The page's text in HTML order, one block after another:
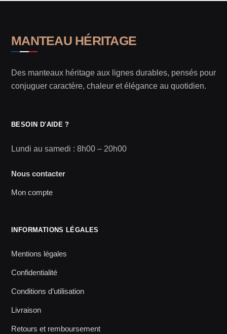
MANTEAU HÉRITAGE
Des manteaux héritage aux lignes durables, pensés pour
conjuguer caractère, chaleur et élégance au quotidien.
BESOIN D'AIDE ?
Lundi au samedi : 8h00 – 20h00
Nous contacter
Mon compte
INFORMATIONS LÉGALES
Mentions légales
Confidentialité
Conditions d’utilisation
Livraison
Retours et remboursement